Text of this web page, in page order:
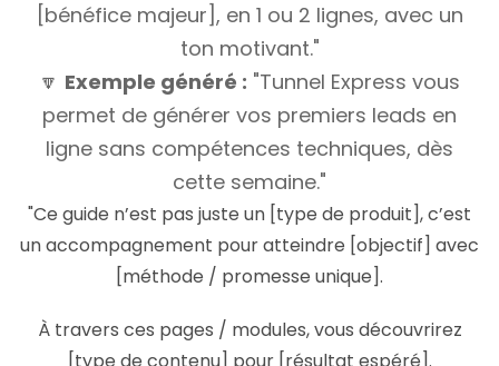
[bénéfice majeur], en 1 ou 2 lignes, avec un
ton motivant."
🔽 Exemple généré : "Tunnel Express vous
permet de générer vos premiers leads en
ligne sans compétences techniques, dès
cette semaine."
"Ce guide n’est pas juste un [type de produit], c’est
un accompagnement pour atteindre [objectif] avec
[méthode / promesse unique].
À travers ces pages / modules, vous découvrirez